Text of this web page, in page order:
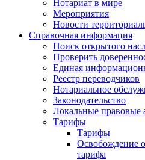
Нотариат в мире
Мероприятия
Новости
Справочная информация
Поиск открытого
Проверить
Единая
Реестр переводчиков
Нотариальное
Законодательство
Локальные
Тарифы
Тарифы
Освобождение
тарифа